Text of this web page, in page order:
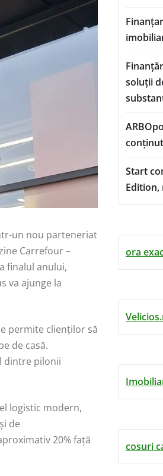
un nou parteneriat
Carrefour –
finalul anului,
va ajunge la
permite clienților să
de casă.
dintre pilonii
logistic modern,
de
20% față
soluții
Start
ora
cosuri